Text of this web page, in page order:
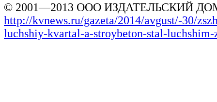
© 2001—2013 ООО ИЗДАТЕЛЬСКИЙ
http://kvnews.ru/gazeta/2014/avgust/-30/
luchshiy-kvartal-a-stroybeton-stal-luchshim-